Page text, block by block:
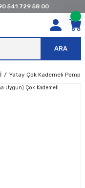
541 729 58 00
ARA
Yatay Çok Kademeli